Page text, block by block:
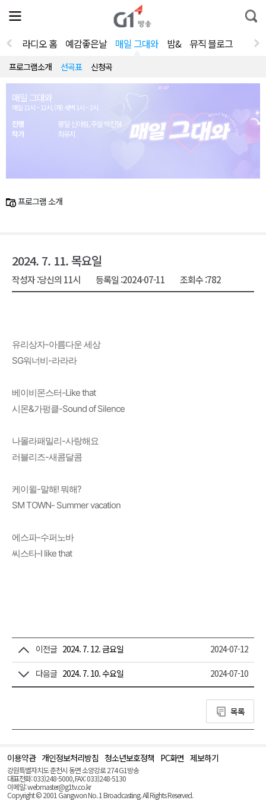
전
체
뉴
열
통
합
라디오 홈 예감좋은날 매일 그대와 밤& 뮤직 블로그
프로그램소개 선곡표 신청곡
매일 그대와
매일 11시 ~ 12시, (재) 새벽 1시 ~ 2시
진행
평일 신아림, 주말 박진형
작가
최유지
프로그램 소개
2024. 7. 11. 목요일
작성자 :당신의 11시 등록일 :2024-07-11 조회수 :782
유리상자-아름다운 세상
SG워너비-라라라
베이비몬스터-Like that
시몬&가펑클-Sound of Silence
나몰라패밀리-사랑해요
러블리즈-새콤달콤
케이윌-말해! 뭐해?
SM TOWN- Summer vacation
에스파-수퍼노바
씨스타-I like that
이전글 2024. 7. 12. 금요일 2024-07-12
다음글 2024. 7. 10. 수요일 2024-07-10
목록
이용약관 개인정보처리방침 청소년보호정책 PC화면 제보하기
강원특별자치도 춘천시 동면 소양강로 274 G1방송
대표전화: 033)248-5000, FAX: 033)248-5130
이메일: webmaster@g1tv.co.kr
Copyright © 2001 Gangwon No. 1 Broadcasting. All Rights Reserved.